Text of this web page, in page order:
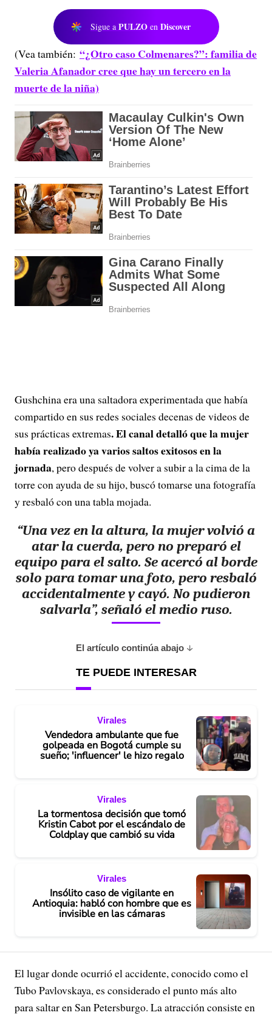
Sigue a PULZO en Discover
(Vea también: “¿Otro caso Colmenares?”: familia de
Valeria Afanador cree que hay un tercero en la
muerte de la niña)
Gushchina era una saltadora experimentada que había
compartido en sus redes sociales decenas de videos de
sus prácticas extremas. El canal detalló que la mujer
había realizado ya varios saltos exitosos en la
jornada, pero después de volver a subir a la cima de la
torre con ayuda de su hijo, buscó tomarse una fotografía
y resbaló con una tabla mojada.
“Una vez en la altura, la mujer volvió a
atar la cuerda, pero no preparó el
equipo para el salto. Se acercó al borde
solo para tomar una foto, pero resbaló
accidentalmente y cayó. No pudieron
salvarla”, señaló el medio ruso.
El artículo continúa abajo
TE PUEDE INTERESAR
Virales
Vendedora ambulante que fue
golpeada en Bogotá cumple su
sueño; 'influencer' le hizo regalo
Virales
La tormentosa decisión que tomó
Kristin Cabot por el escándalo de
Coldplay que cambió su vida
Virales
Insólito caso de vigilante en
Antioquia: habló con hombre que es
invisible en las cámaras
El lugar donde ocurrió el accidente, conocido como el
Tubo Pavlovskaya, es considerado el punto más alto
para saltar en San Petersburgo. La atracción consiste en